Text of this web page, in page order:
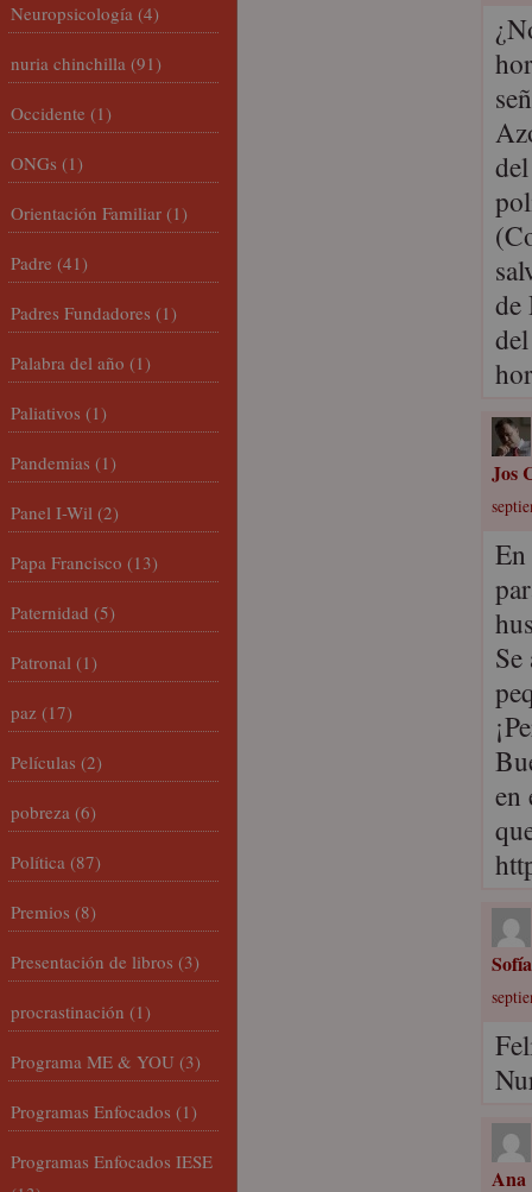
de
Jos
en
Sofía
Ana
Neuropsicología (4)
nuria chinchilla (91)
Occidente (1)
ONGs (1)
Orientación Familiar (1)
Padre (41)
Padres Fundadores (1)
Palabra del año (1)
Paliativos (1)
Pandemias (1)
Panel I-Wil (2)
Papa Francisco (13)
Paternidad (5)
Patronal (1)
paz (17)
Películas (2)
pobreza (6)
Política (87)
Premios (8)
Presentación de libros (3)
procrastinación (1)
Programa ME & YOU (3)
Programas Enfocados (1)
Programas Enfocados IESE